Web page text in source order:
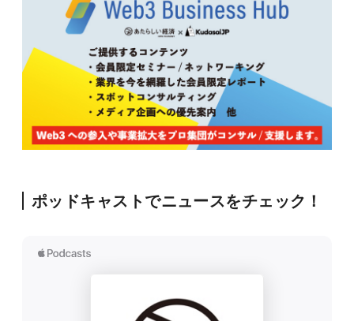
ポッドキャストでニュースをチェック！